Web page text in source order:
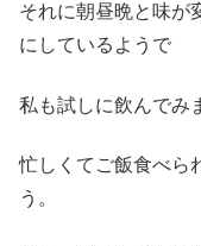
それに朝昼晩と味が
にしているようで
私も試しに飲んでみ
忙しくてご飯食べら
う。